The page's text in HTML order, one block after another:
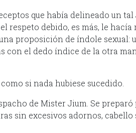
que había delineado un tal
respeto debido, es más, le hacía
proposición de índole sexual:
con el dedo índice de la otra
si nada hubiese sucedido.
de Mister Jium. Se preparó
sin excesivos adornos, cabello